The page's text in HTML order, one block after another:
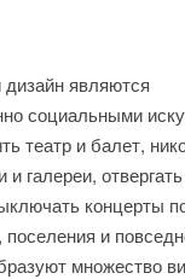
дизайн являются
социальными
театр и балет,
и галереи,
концерты
и
множество